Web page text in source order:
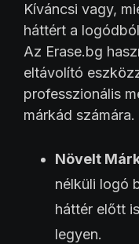
Kíváncsi vagy,
háttért a
Az Erase.bg
eltávolító
professzionális
márkád számára.
Növelt
nélküli logó
háttér előtt
legyen.